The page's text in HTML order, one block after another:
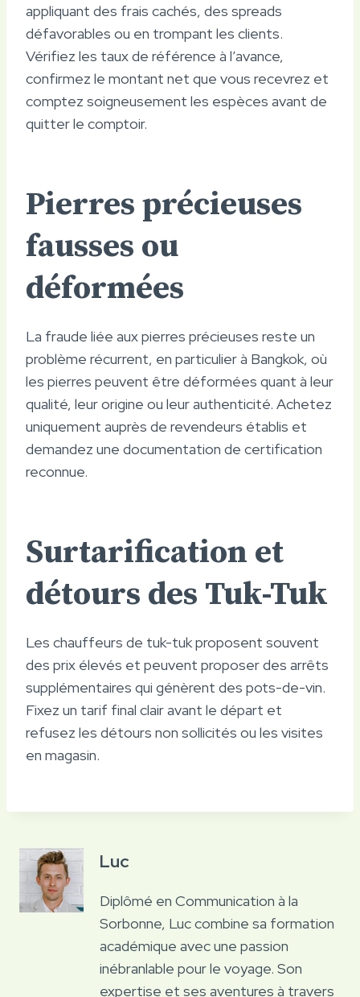
appliquant des frais cachés, des spreads
défavorables ou en trompant les clients.
Vérifiez les taux de référence à l’avance,
confirmez le montant net que vous recevrez et
comptez soigneusement les espèces avant de
quitter le comptoir.
Pierres précieuses
fausses ou
déformées
La fraude liée aux pierres précieuses reste un
problème récurrent, en particulier à Bangkok, où
les pierres peuvent être déformées quant à leur
qualité, leur origine ou leur authenticité. Achetez
uniquement auprès de revendeurs établis et
demandez une documentation de certification
reconnue.
Surtarification et
détours des Tuk-Tuk
Les chauffeurs de tuk-tuk proposent souvent
des prix élevés et peuvent proposer des arrêts
supplémentaires qui génèrent des pots-de-vin.
Fixez un tarif final clair avant le départ et
refusez les détours non sollicités ou les visites
en magasin.
Luc
Diplômé en Communication à la
Sorbonne, Luc combine sa formation
académique avec une passion
inébranlable pour le voyage. Son
expertise et ses aventures à travers